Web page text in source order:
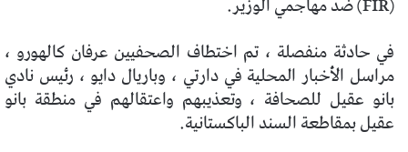
في حادثة منفصلة ، تم اختطاف الصحفيين عرفان كالهورو ،
مراسل الأخبار المحلية في دارتي ، وباريال دايو ، رئيس نادي
بانو عقيل للصحافة ، وتعذيبهم واعتقالهم في منطقة بانو
عقيل بمقاطعة السند الباكستانية.